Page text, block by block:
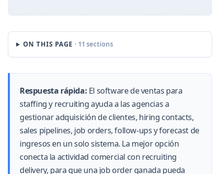
ON THIS PAGE · 11 sections
Respuesta rápida: El software de ventas para
staffing y recruiting ayuda a las agencias a
gestionar adquisición de clientes, hiring contacts,
sales pipelines, job orders, follow-ups y forecast de
ingresos en un solo sistema. La mejor opción
conecta la actividad comercial con recruiting
delivery, para que una job order ganada pueda